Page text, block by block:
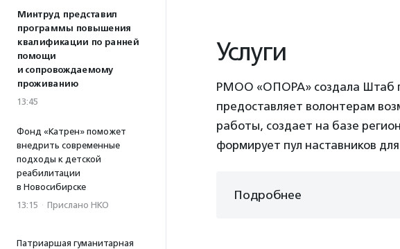
Минтруд представил
программы повышения
квалификации по ранней
помощи
и сопровождаемому
проживанию
13:45
Фонд «Катрен» поможет
внедрить современные
подходы к детской
реабилитации
в Новосибирске
13:15 · Прислано НКО
Патриаршая гуманитарная
Услуги
РМОО «ОПОРА» создала Штаб
предоставляет волонтерам
работы, создает на базе
формирует пул наставников
Подробнее